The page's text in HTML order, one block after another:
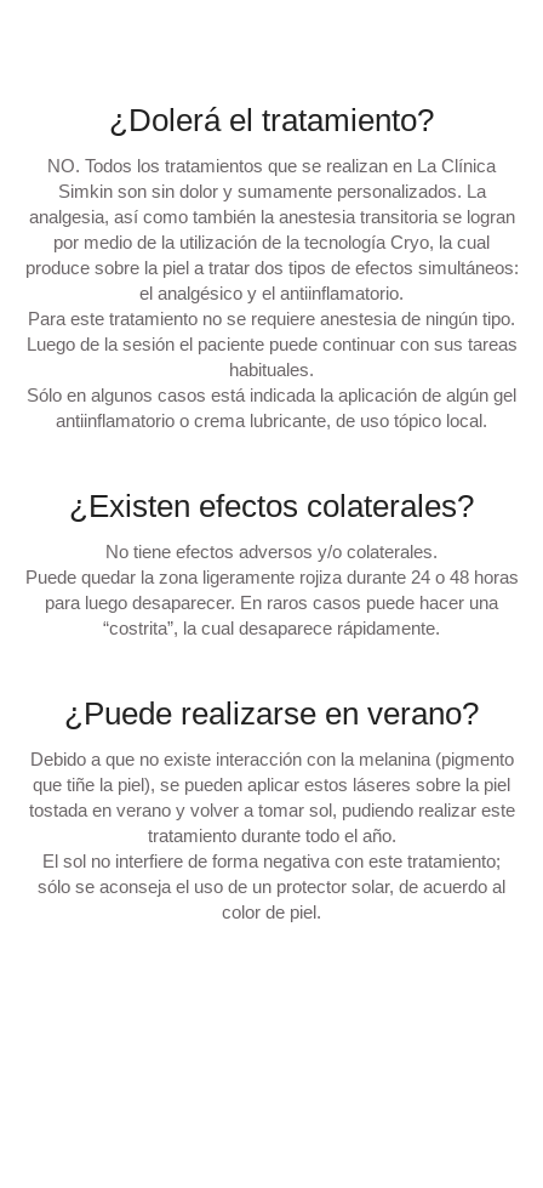
¿Dolerá el tratamiento?
NO. Todos los tratamientos que se realizan en La Clínica
Simkinson sin dolory sumamente personalizados. La
analgesia, así como también la anestesia transitoria se logran
por medio de la utilización de la tecnología Cryo, la cual
produce sobre la piel a tratar dos tipos de efectos simultáneos:
el analgésico y el antiinflamatorio.
Para este tratamiento no se requiere anestesia de ningún tipo.
Luego de la sesión el paciente puede continuar con sus tareas
habituales.
Sólo en algunos casos está indicada la aplicación de algún gel
antiinflamatorio o crema lubricante, de uso tópico local.
¿Existen efectos colaterales?
No tiene efectos adversos y/o colaterales.
Puede quedar la zona ligeramente rojiza durante 24 o 48 horas
para luego desaparecer. En raros casos puede hacer una
“costrita”, la cual desaparece rápidamente.
¿Puede realizarse en verano?
Debido a que no existe interacción con la melanina (pigmento
que tiñe la piel), se pueden aplicar estos láseres sobre la piel
tostada en verano y volver a tomar sol, pudiendo realizar este
tratamiento durante todo el año.
El sol no interfiere de forma negativa con este tratamiento;
sólo se aconseja el uso de un protector solar, de acuerdo al
color de piel.